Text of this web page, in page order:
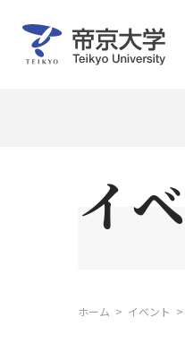
イ
ホーム イベント